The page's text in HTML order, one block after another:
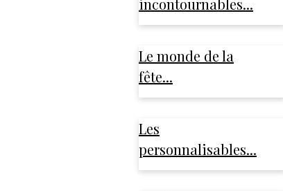
incontournables...
Le monde de la
fête...
Les
personnalisables...